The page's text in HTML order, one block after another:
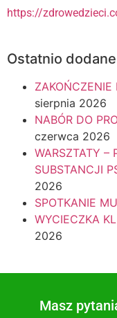
https://
Ostatnio
sierpnia 2026
NABÓR DO
czerwca 2026
WARSZTATY –
SUBSTANCJI
2026
SPOTKANIE
WYCIECZKA
2026
Masz